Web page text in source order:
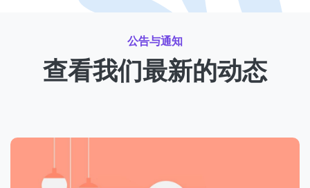
公告与通知
查看我们最新的动态